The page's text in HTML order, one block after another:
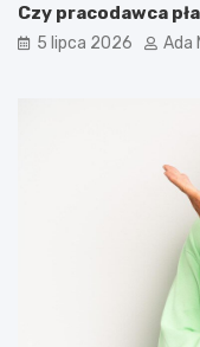
Czy pracodawca
5 lipca 2026 Ada